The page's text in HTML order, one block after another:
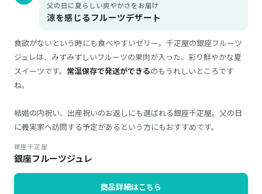
父の日に夏らしい爽やかさをお届け
涼を感じるフルーツデザート
食欲がないという時にも食べやすいゼリー。千疋屋の銀座フルーツ
ジュレは、みずみずしいフルーツの果肉が入った、彩り鮮やかな夏
スイーツです。 常温保存で発送ができるのもうれしいところです
ね。
結婚の内祝い、出産祝いのお返しにも選ばれる銀座千疋屋。父の日
に義実家へ訪問する予定があるという方にもおすすめです。
銀座千疋屋
銀座フルーツジュレ
商品詳細はこちら